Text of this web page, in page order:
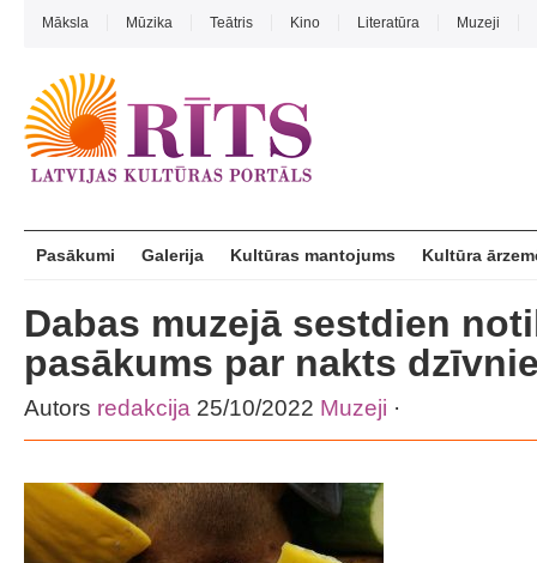
Māksla Mūzika Teātris Kino Literatūra Muzeji
Pasākumi Galerija Kultūras mantojums Kultūra
Dabas muzejā sestdien
pasākums par nakts
Autors redakcija 25/10/2022 Muzeji ·